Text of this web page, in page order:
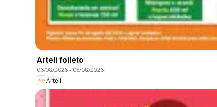
Arteli folleto
06/08/2026- 06/08/2026
Arteli